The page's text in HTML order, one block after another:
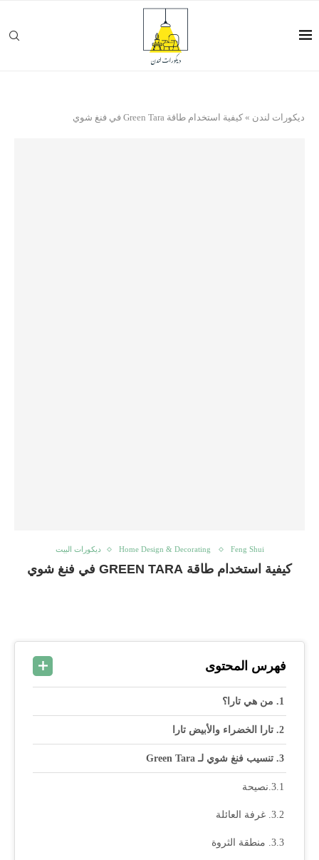
ديكورات لندن » كيفية استخدام طاقة Green Tara في فنغ شوي
Feng Shui
Home Design & Decorating ديكورات البيت
كيفية استخدام طاقة GREEN TARA في فنغ شوي
فهرس المحتوى
من هي تارا؟
تارا الخضراء والأبيض تارا
تنسيب فنغ شوي لـ Green Tara
نصيحة
غرفة العائلة
منطقة الثروة